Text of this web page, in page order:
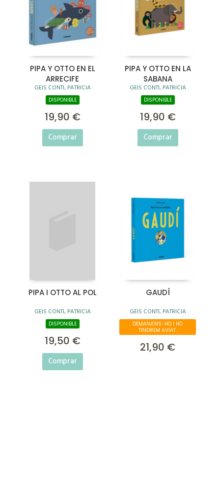
PIPA Y OTTO EN EL
ARRECIFE
GEIS CONTI, PATRICIA
DISPONIBLE
19,90 €
Comprar
PIPA Y OTTO EN LA
SABANA
GEIS CONTI, PATRICIA
DISPONIBLE
19,90 €
Comprar
PIPA I OTTO AL POL
GEIS CONTI, PATRICIA
DISPONIBLE
19,50 €
Comprar
GAUDÍ
GEIS CONTI, PATRICIA
DEMANA'NS-HO I HO
TINDREM AVIAT.
21,90 €